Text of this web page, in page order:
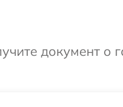
документ о